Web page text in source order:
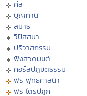
ศีล
บุญทาน
สมาธิ
วิปัสสนา
ปริวาสกรรม
ฟังสวดมนต์
คอร์สปฏิบัติธรรม
พระพุทธศาสนา
พระไตรปิฏก